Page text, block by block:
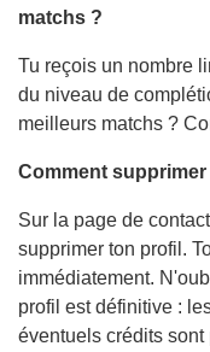
matchs ?
Tu reçois un nombre
du niveau de
meilleurs matchs ?
Comment
Sur la page de
supprimer ton profil.
immédiatement.
profil est définitive :
éventuels crédits sont